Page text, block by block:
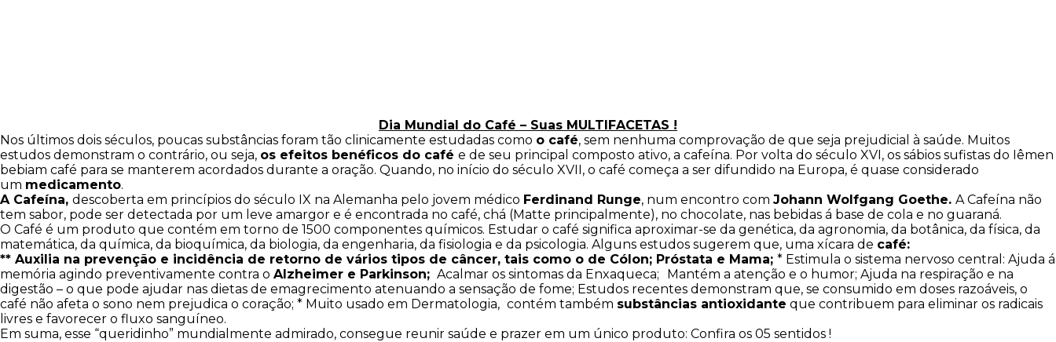
Dia Mundial do Café – Suas MULTIFACETAS !
Nos últimos dois séculos, poucas substâncias foram tão clinicamente estudadas como o café, sem nenhuma comprovação de que seja prejudicial à saúde. Muitos
estudos demonstram o contrário, ou seja, os efeitos benéficos do café e de seu principal composto ativo, a cafeína. Por volta do século XVI, os sábios sufistas do Iêmen
bebiam café para se manterem acordados durante a oração. Quando, no início do século XVII, o café começa a ser difundido na Europa, é quase considerado
um medicamento.
A Cafeína, descoberta em princípios do século IX na Alemanha pelo jovem médico Ferdinand Runge, num encontro com Johann Wolfgang Goethe. A Cafeína não
tem sabor, pode ser detectada por um leve amargor e é encontrada no café, chá (Matte principalmente), no chocolate, nas bebidas á base de cola e no guaraná.
O Café é um produto que contém em torno de 1500 componentes químicos. Estudar o café significa aproximar-se da genética, da agronomia, da botânica, da física, da
matemática, da química, da bioquímica, da biologia, da engenharia, da fisiologia e da psicologia. Alguns estudos sugerem que, uma xícara de café:
** Auxilia na prevenção e incidência de retorno de vários tipos de câncer, tais como o de Cólon; Próstata e Mama; * Estimula o sistema nervoso central: Ajuda á
memória agindo preventivamente contra o Alzheimer e Parkinson; Acalmar os sintomas da Enxaqueca;
Mantém a atenção e o humor; Ajuda na respiração e na
digestão – o que pode ajudar nas dietas de emagrecimento atenuando a sensação de fome; Estudos recentes demonstram que, se consumido em doses razoáveis, o
café não afeta o sono nem prejudica o coração; * Muito usado em Dermatologia, contém também substâncias antioxidante que contribuem para eliminar os radicais
livres e favorecer o fluxo sanguíneo.
Em suma, esse “queridinho” mundialmente admirado, consegue reunir saúde e prazer em um único produto: Confira os 05 sentidos !